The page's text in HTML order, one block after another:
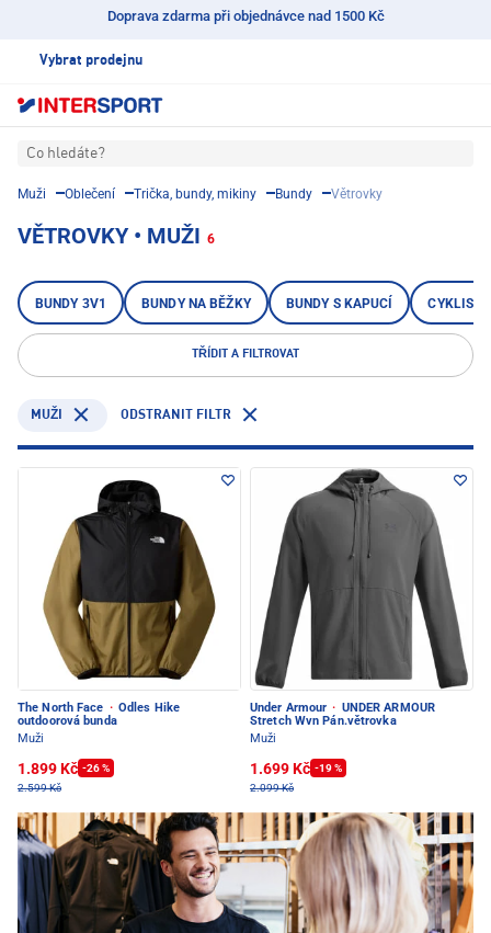
Doprava zdarma při objednávce nad 1500 Kč
Vybrat prodejnu
Co hledáte?
Muži Oblečení Trička, bundy, mikiny Bundy Větrovky
VĚTROVKY • MUŽI 6
BUNDY 3V1 BUNDY NA BĚŽKY BUNDY S KAPUCÍ
TŘÍDIT A FILTROVAT
MUŽI ODSTRANIT FILTR
The North Face · Odles Hike
outdoorová bunda
Muži
1.899 Kč -26 %
2.599 Kč
Under Armour · UNDER ARMOUR
Stretch Wvn Pán.větrovka
Muži
1.699 Kč -19 %
2.099 Kč